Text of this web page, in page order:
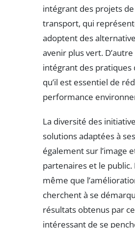
intégrant des projets
transport, qui
adoptent des
avenir plus vert.
intégrant des pratiques
qu’il est essentiel de
performance
La diversité des
solutions adaptées à
également sur l’image
partenaires et le public.
même que
cherchent à se
résultats obtenus par
intéressant de se